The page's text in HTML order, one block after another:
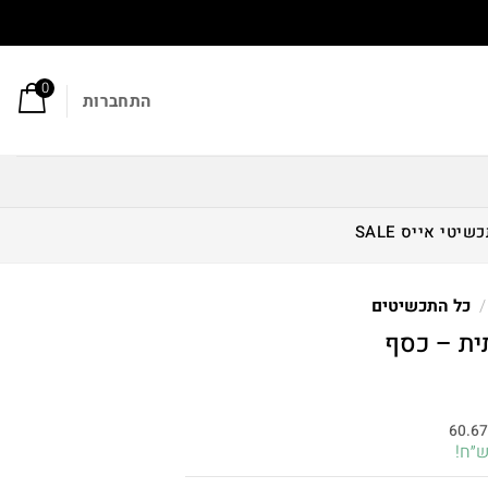
התחברות
0
אייס SALE
/ כל התכשיטים
– כסף
60.67